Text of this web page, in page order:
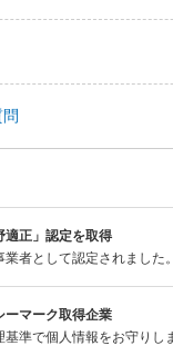
適正」認定を取得
者として認定されました。
ーマーク取得企業
基準で個人情報をお守りし